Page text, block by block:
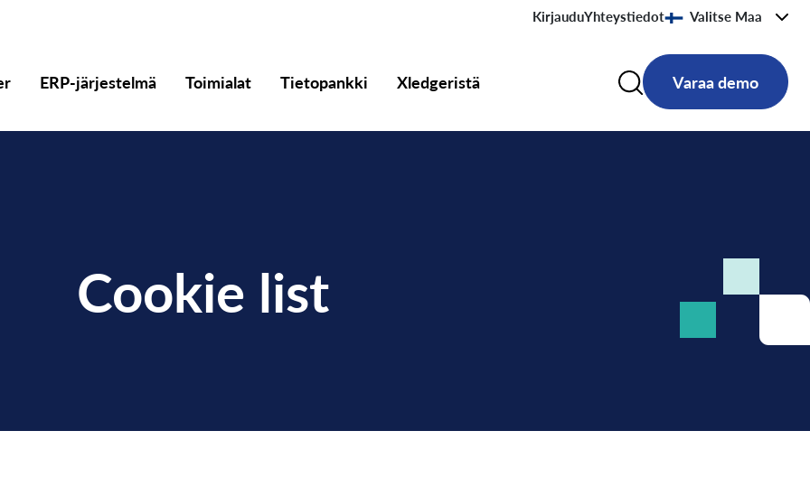
KirjauduYhteystiedot Valitse Maa
ERP-järjestelmä Toimialat Tietopankki Xledgeristä Varaa demo
Cookie list